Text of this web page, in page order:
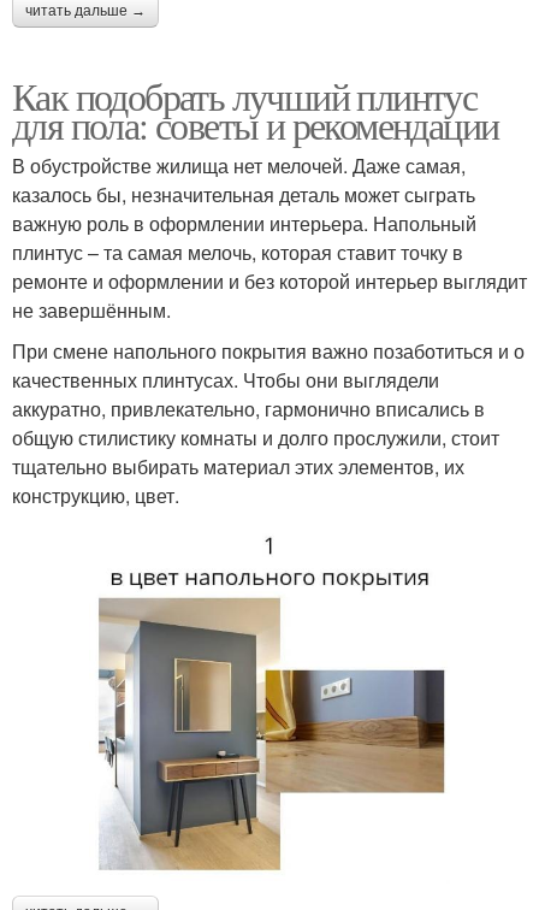
читать дальше →
Как подобрать лучший плинтус
для пола: советы и рекомендации
В обустройстве жилища нет мелочей. Даже самая,
казалось бы, незначительная деталь может сыграть
важную роль в оформлении интерьера. Напольный
плинтус – та самая мелочь, которая ставит точку в
ремонте и оформлении и без которой интерьер выглядит
не завершённым.
При смене напольного покрытия важно позаботиться и о
качественных плинтусах. Чтобы они выглядели
аккуратно, привлекательно, гармонично вписались в
общую стилистику комнаты и долго прослужили, стоит
тщательно выбирать материал этих элементов, их
конструкцию, цвет.